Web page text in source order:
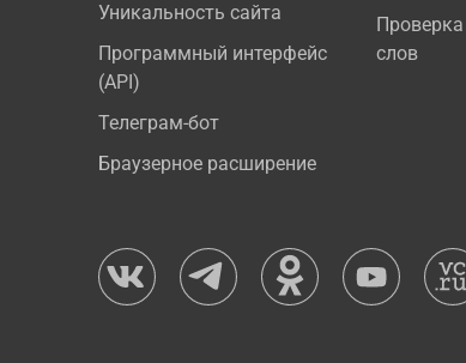
Уникальность сайта
Программный интерфейс
(API)
Телеграм-бот
Браузерное расширение
слов